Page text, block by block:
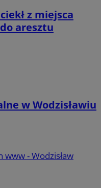
z miejsca
aresztu
w Wodzisławiu
- Wodzisław
Targetowanie
wodzislaw.com.pl 1
wodzislaw.com.pl